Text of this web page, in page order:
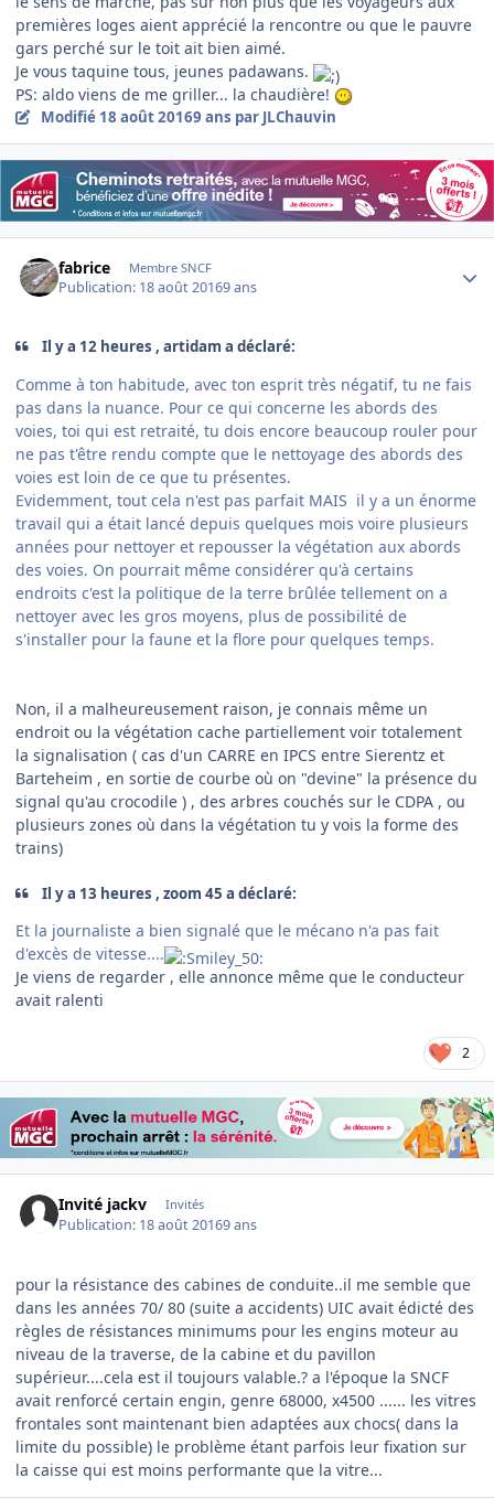
premières loges aient apprécié la rencontre ou que le pauvre
gars perché sur le toit ait bien aimé.
Je vous taquine tous, jeunes padawans.
PS: aldo viens de me griller... la chaudière!
Modifié 18 août 20169 ans par JLChauvin
fabrice Membre SNCF
Publication: 18 août 20169 ans
Il y a 12 heures , artidam a déclaré:
Comme à ton habitude, avec ton esprit très négatif, tu ne fais
pas dans la nuance. Pour ce qui concerne les abords des
voies, toi qui est retraité, tu dois encore beaucoup rouler pour
ne pas t'être rendu compte que le nettoyage des abords des
voies est loin de ce que tu présentes.
Evidemment, tout cela n'est pas parfait MAIS il y a un énorme
travail qui a était lancé depuis quelques mois voire plusieurs
années pour nettoyer et repousser la végétation aux abords
des voies. On pourrait même considérer qu'à certains
endroits c'est la politique de la terre brûlée tellement on a
nettoyer avec les gros moyens, plus de possibilité de
s'installer pour la faune et la flore pour quelques temps.
Non, il a malheureusement raison, je connais même un
endroit ou la végétation cache partiellement voir totalement
la signalisation ( cas d'un CARRE en IPCS entre Sierentz et
Barteheim , en sortie de courbe où on "devine" la présence du
signal qu'au crocodile ) , des arbres couchés sur le CDPA , ou
plusieurs zones où dans la végétation tu y vois la forme des
trains)
Il y a 13 heures , zoom 45 a déclaré:
Et la journaliste a bien signalé que le mécano n'a pas fait
d'excès de vitesse....
Je viens de regarder , elle annonce même que le conducteur
avait ralenti
2
Invité jackv Invités
Publication: 18 août 20169 ans
pour la résistance des cabines de conduite..il me semble que
dans les années 70/ 80 (suite a accidents) UIC avait édicté des
règles de résistances minimums pour les engins moteur au
niveau de la traverse, de la cabine et du pavillon
supérieur....cela est il toujours valable.? a l'époque la SNCF
avait renforcé certain engin, genre 68000, x4500 ...... les vitres
frontales sont maintenant bien adaptées aux chocs( dans la
limite du possible) le problème étant parfois leur fixation sur
la caisse qui est moins performante que la vitre...